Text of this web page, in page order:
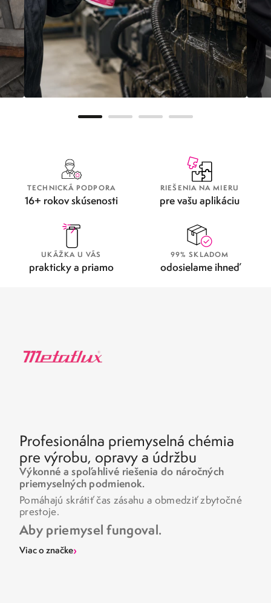
TECHNICKÁ PODPORA
16+ rokov skúsenosti
RIEŠENIA NA MIERU
pre vašu aplikáciu
UKÁŽKA U VÁS
prakticky a priamo
99% SKLADOM
odosielame ihneď
Profesionálna priemyselná chémia
pre výrobu, opravy a údržbu
Výkonné a spoľahlivé riešenia do náročných
priemyselných podmienok.
Pomáhajú skrátiť čas zásahu a obmedziť zbytočné
prestoje.
Aby priemysel fungoval.
Viac o značke›